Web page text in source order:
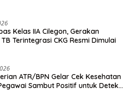
Kelas IIA Cilegon, Gerakan
Terintegrasi CKG Resmi Dimulai
ATR/BPN Gelar Cek Kesehatan
Sambut Positif untuk Deteksi